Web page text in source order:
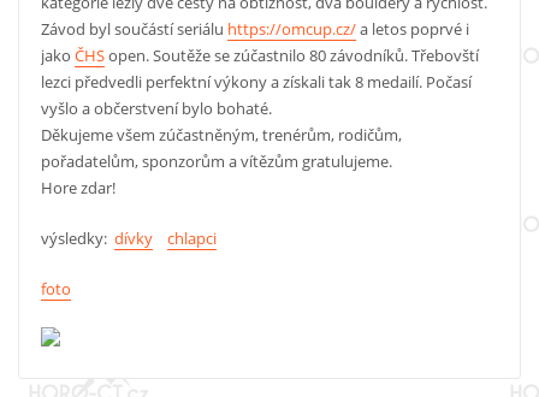
Závod byl součástí seriálu https://omcup.cz/a letos poprvé i
jako ČHSopen. Soutěže se zúčastnilo 80 závodníků. Třebovští
lezci předvedli perfektní výkony a získali tak 8 medailí. Počasí
vyšlo a občerstvení bylo bohaté.
Děkujeme všem zúčastněným, trenérům, rodičům,
pořadatelům, sponzorům a vítězům gratulujeme.
Hore zdar!
výsledky: dívky chlapci
foto